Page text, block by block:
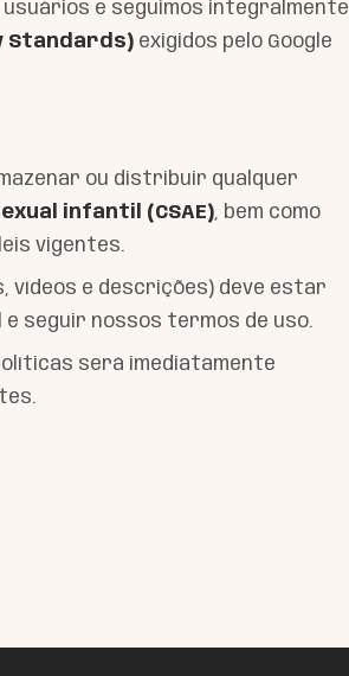
e seguimos integralmente
Standards) exigidos pelo Google
ou distribuir qualquer
infantil (CSAE), bem como
vigentes.
vídeos e descrições) deve estar
seguir nossos termos de uso.
será imediatamente